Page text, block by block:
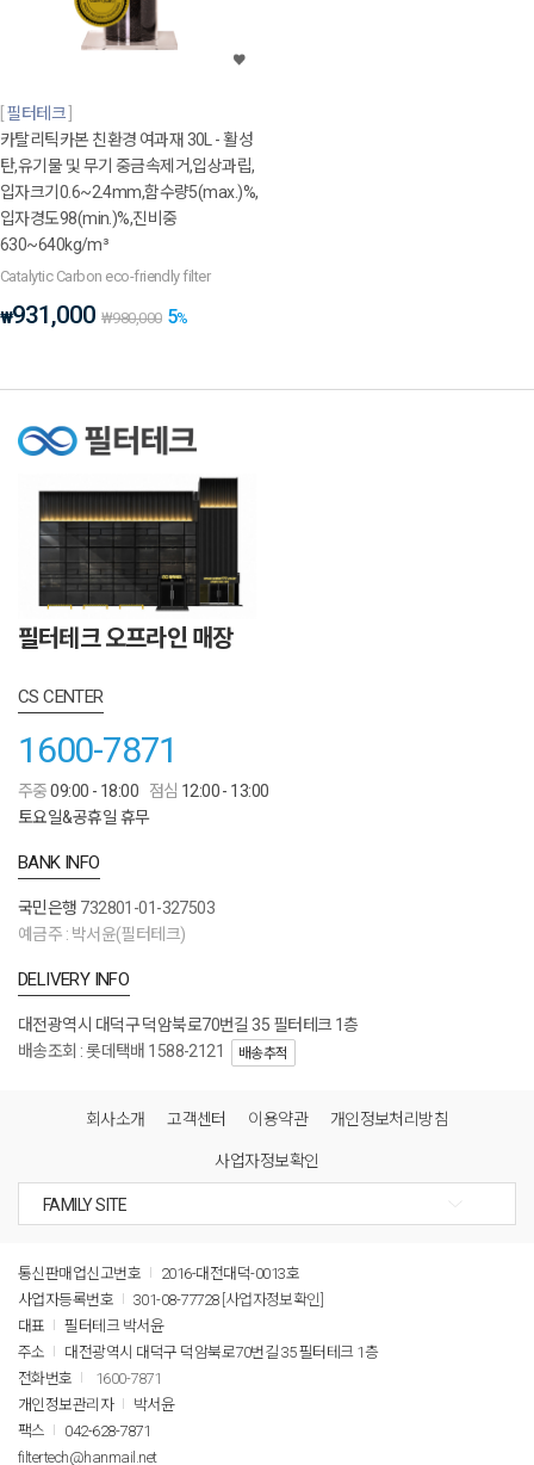
필터테크
카탈리틱카본 친환경 여과재 30L - 활성
탄,유기물 및 무기 중금속제거,입상과립,
입자크기0.6~2.4mm,함수량5(max.)%,
입자경도98(min.)%,진비중
630~640kg/m³
Catalytic Carbon eco-friendly filter
₩931,000 ₩980,000 5%
필터테크 오프라인 매장
CS CENTER
1600-7871
주중09:00 - 18:00 점심 12:00 - 13:00
토요일&공휴일 휴무
BANK INFO
국민은행 732801-01-327503
예금주 : 박서윤(필터테크)
DELIVERY INFO
대전광역시 대덕구 덕암북로70번길 35 필터테크 1층
배송조회 : 롯데택배 1588-2121
배송추적
회사소개 고객센터 이용약관 개인정보처리방침
사업자정보확인
통신판매업신고번호
2016-대전대덕-0013호
사업자등록번호
301-08-77728 [사업자정보확인]
대표
필터테크 박서윤
주소
대전광역시 대덕구 덕암북로70번길 35 필터테크 1층
전화번호
1600-7871
개인정보관리자
박서윤
팩스
042-628-7871
filtertech@hanmail.net